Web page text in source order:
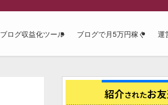
ブログ収益化ツール ブログで月5万円稼ぐ 運